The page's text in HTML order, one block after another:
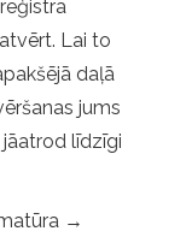
Lai to
daļā
jums
līdzīgi
→